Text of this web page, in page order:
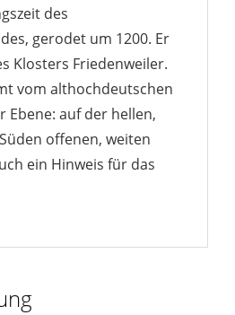
des
gerodet um 1200. Er
Klosters Friedenweiler.
vom althochdeutschen
Ebene: auf der hellen,
offenen, weiten
ein Hinweis für das